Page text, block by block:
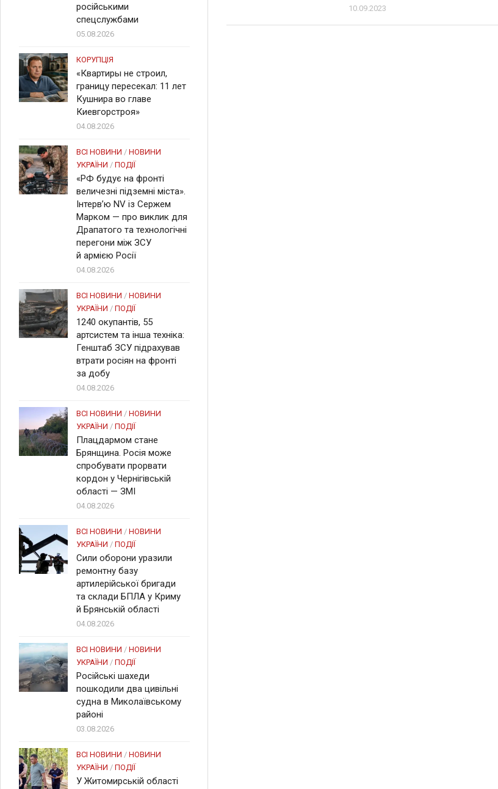
10.09.2023
російськими
спецслужбами
05.08.2026
КОРУПЦІЯ
«Квартиры не строил,
границу пересекал: 11 лет
Кушнира во главе
Киевгорстроя»
04.08.2026
ВСІ НОВИНИ / НОВИНИ
УКРАЇНИ / ПОДІЇ
«РФ будує на фронті
величезні підземні міста».
Інтерв’ю NV із Сержем
Марком — про виклик для
Драпатого та технологічні
перегони між ЗСУ
й армією Росії
04.08.2026
ВСІ НОВИНИ / НОВИНИ
УКРАЇНИ / ПОДІЇ
1240 окупантів, 55
артсистем та інша техніка:
Генштаб ЗСУ підрахував
втрати росіян на фронті
за добу
04.08.2026
ВСІ НОВИНИ / НОВИНИ
УКРАЇНИ / ПОДІЇ
Плацдармом стане
Брянщина. Росія може
спробувати прорвати
кордон у Чернігівській
області — ЗМІ
04.08.2026
ВСІ НОВИНИ / НОВИНИ
УКРАЇНИ / ПОДІЇ
Сили оборони уразили
ремонтну базу
артилерійської бригади
та склади БПЛА у Криму
й Брянській області
04.08.2026
ВСІ НОВИНИ / НОВИНИ
УКРАЇНИ / ПОДІЇ
Російські шахеди
пошкодили два цивільні
судна в Миколаївському
районі
03.08.2026
ВСІ НОВИНИ / НОВИНИ
УКРАЇНИ / ПОДІЇ
У Житомирській області